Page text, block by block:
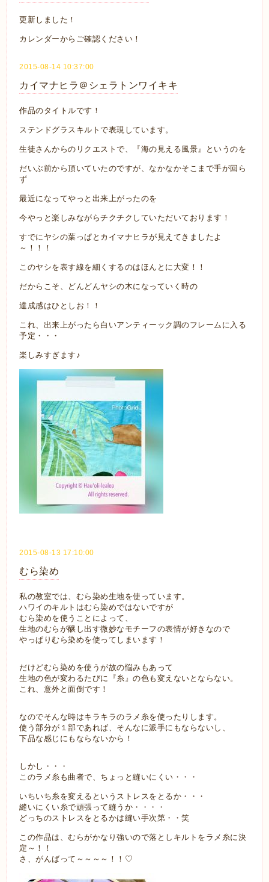
更新しました！
カレンダーからご確認ください！
2015-08-14 10:37:00
カイマナヒラ＠シェラトンワイキキ
作品のタイトルです！
ステンドグラスキルトで表現しています。
生徒さんからのリクエストで、『海の見える風景』というのを
だいぶ前から頂いていたのですが、なかなかそこまで手が回ら
ず
最近になってやっと出来上がったのを
今やっと楽しみながらチクチクしていただいております！
すでにヤシの葉っぱとカイマナヒラが見えてきましたよ
～！！！
このヤシを表す線を細くするのはほんとに大変！！
だからこそ、どんどんヤシの木になっていく時の
達成感はひとしお！！
これ、出来上がったら白いアンティーック調のフレームに入る
予定・・・
楽しみすぎます♪
2015-08-13 17:10:00
むら染め
私の教室では、むら染め生地を使っています。
ハワイのキルトはむら染めではないですが
むら染めを使うことによって、
生地のむらが醸し出す微妙なモチーフの表情が好きなので
やっぱりむら染めを使ってしまいます！
だけどむら染めを使うが故の悩みもあって
生地の色が変わるたびに『糸』の色も変えないとならない。
これ、意外と面倒です！
なのでそんな時はキラキラのラメ糸を使ったりします。
使う部分が１部であれば、そんなに派手にもならないし、
下品な感じにもならないから！
しかし・・・
このラメ糸も曲者で、ちょっと縫いにくい・・・
いちいち糸を変えるというストレスをとるか・・・
縫いにくい糸で頑張って縫うか・・・・
どっちのストレスをとるかは縫い手次第・・笑
この作品は、むらがかなり強いので落としキルトをラメ糸に決
定～！！
さ、がんばって～～～～！！♡